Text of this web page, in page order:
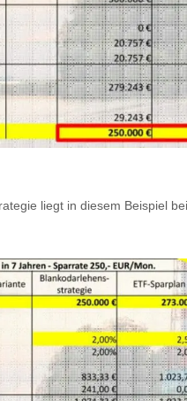
liegt in diesem Beispiel